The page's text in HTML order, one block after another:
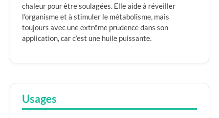
chaleur pour être soulagées. Elle aide à réveiller
l’organisme et à stimuler le métabolisme, mais
toujours avec une extrême prudence dans son
application, car c’est une huile puissante.
Usages